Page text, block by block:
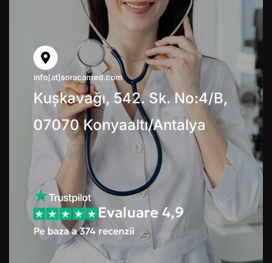
info[at]soracamed.com
Kuşkavağı, 542. Sk. No:4/B,
07070 Konyaaltı/Antalya
Evaluare 4,9
Pe baza a 374 recenzii